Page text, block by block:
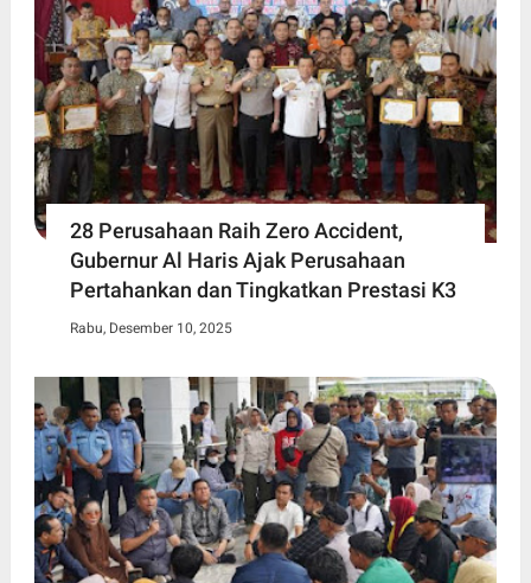
28 Perusahaan Raih Zero Accident,
Gubernur Al Haris Ajak Perusahaan
Pertahankan dan Tingkatkan Prestasi K3
Rabu, Desember 10, 2025